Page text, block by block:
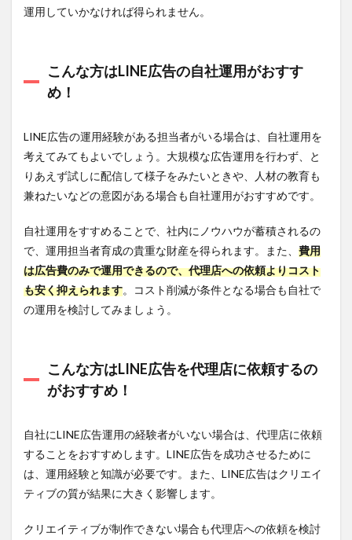
運用していかなければ得られません。
こんな方はLINE広告の自社運用がおすす
め！
LINE広告の運用経験がある担当者がいる場合は、自社運用を
考えてみてもよいでしょう。大規模な広告運用を行わず、と
りあえず試しに配信して様子をみたいときや、人材の教育も
兼ねたいなどの意図がある場合も自社運用がおすすめです。
自社運用をすすめることで、社内にノウハウが蓄積されるの
で、運用担当者育成の貴重な財産を得られます。また、 費用
は広告費のみで運用できるので、代理店への依頼よりコスト
も安く抑えられます。コスト削減が条件となる場合も自社で
の運用を検討してみましょう。
こんな方はLINE広告を代理店に依頼するの
がおすすめ！
自社にLINE広告運用の経験者がいない場合は、代理店に依頼
することをおすすめします。LINE広告を成功させるために
は、運用経験と知識が必要です。また、LINE広告はクリエイ
ティブの質が結果に大きく影響します。
クリエイティブが制作できない場合も代理店への依頼を検討